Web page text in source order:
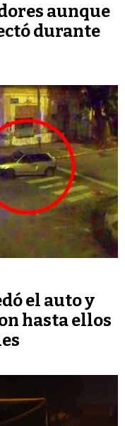
aunque
durante
el auto y
hasta ellos